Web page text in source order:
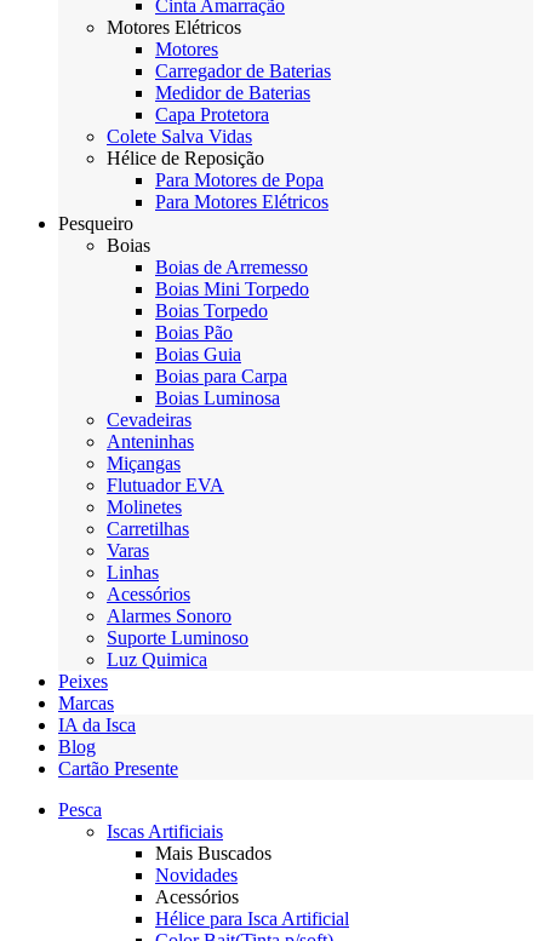
Cinta Amarração
Motores Elétricos
Motores
Carregador de Baterias
Medidor de Baterias
Capa Protetora
Colete Salva Vidas
Hélice de Reposição
Para Motores de Popa
Para Motores Elétricos
Pesqueiro
Boias
Boias de Arremesso
Boias Mini Torpedo
Boias Torpedo
Boias Pão
Boias Guia
Boias para Carpa
Boias Luminosa
Cevadeiras
Anteninhas
Miçangas
Flutuador EVA
Molinetes
Carretilhas
Varas
Linhas
Acessórios
Alarmes Sonoro
Suporte Luminoso
Luz Quimica
Peixes
Marcas
IA da Isca
Blog
Cartão Presente
Pesca
Iscas Artificiais
Mais Buscados
Novidades
Acessórios
Hélice para Isca Artificial